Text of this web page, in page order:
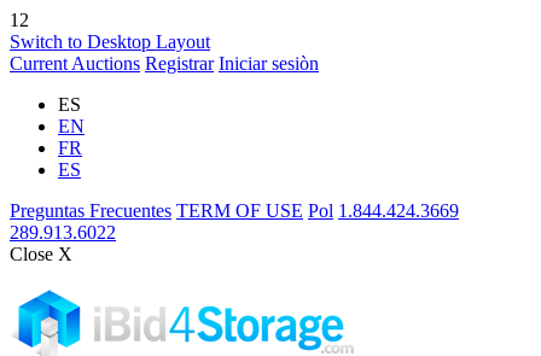
12
Switch to Desktop Layout
Current Auctions Registrar Iniciar sesiòn
ES
EN
FR
ES
Preguntas Frecuentes TERM OF USE Pol 1.844.424.3669
289.913.6022
Close X